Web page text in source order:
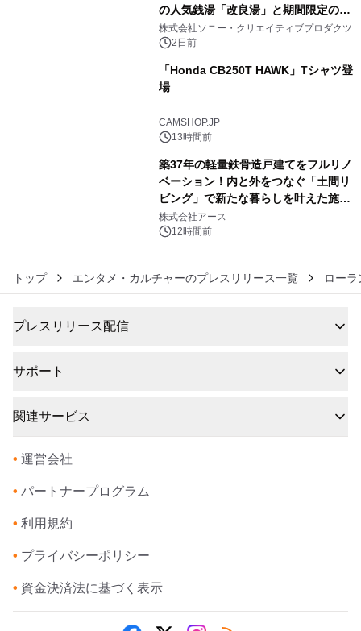
の人気銭湯「改良湯」と期間限定のコ
ラボレーション サウナイキタイコラ
ボグッズも発売決定！
株式会社ソニー・クリエイティブプロダクツ
2日前
「Honda CB250T HAWK」Tシャツ登
場
CAMSHOP.JP
13時間前
築37年の軽量鉄骨造戸建てをフルリノ
ベーション！内と外をつなぐ「土間リ
ビング」で新たな暮らしを叶えた施工
事例を株式会社アースが公開
株式会社アース
12時間前
トップ エンタメ・カルチャーのプレスリリース一覧 ロー
プレスリリース配信
サポート
関連サービス
• 運営会社
• パートナープログラム
• 利用規約
• プライバシーポリシー
• 資金決済法に基づく表示